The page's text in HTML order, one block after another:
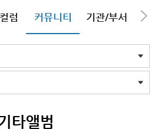
럼 커뮤니티 기관/부서 선
타앨범